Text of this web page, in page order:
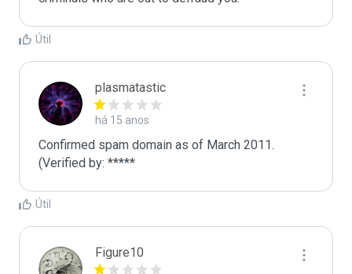
Útil
plasmatastic
há 15 anos
Confirmed spam domain as of March 2011.
(Verified by: *****
Útil
Figure10